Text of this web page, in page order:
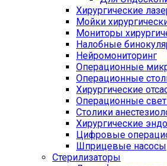
Хирургические
Мойки
Мониторы
Налобные
Нейромониторинг
Операционные
Операционные
Хирургические
Операционные
Столики
Хирургические
Цифровые
Шприцевые насосы
Стерилизаторы